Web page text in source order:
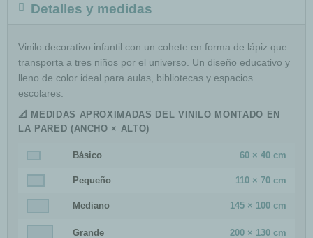
Detalles y medidas
Vinilo decorativo infantil con un cohete en forma de lápiz que
transporta a tres niños por el universo. Un diseño educativo y
lleno de color ideal para aulas, bibliotecas y espacios
escolares.
📐 MEDIDAS APROXIMADAS DEL VINILO MONTADO EN
LA PARED (ANCHO × ALTO)
Básico 60 × 40 cm
Pequeño 110 × 70 cm
Mediano 145 × 100 cm
Grande 200 × 130 cm